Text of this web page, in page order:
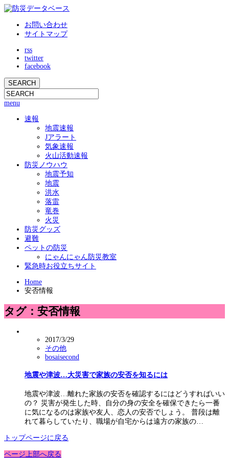
お問い合わせ
サイトマップ
rss
twitter
facebook
menu
速報
地震速報
Jアラート
気象速報
火山活動速報
防災ノウハウ
地震予知
地震
洪水
落雷
竜巻
火災
防災グッズ
避難
ペットの防災
にゃんにゃん防災教室
緊急時お役立ちサイト
Home
安否情報
タグ：安否情報
2017/3/29
その他
bosaisecond
地震や津波…大災害で家族の安否を知るには
地震や津波…離れた家族の安否を確認するにはどうすればいい
の？ 災害が発生した時、自分の身の安全を確保できたら一番
に気になるのは家族や友人、恋人の安否でしょう。 普段は離
れて暮らしていたり、職場が自宅からは遠方の家族の…
トップページに戻る
ページ上部へ戻る